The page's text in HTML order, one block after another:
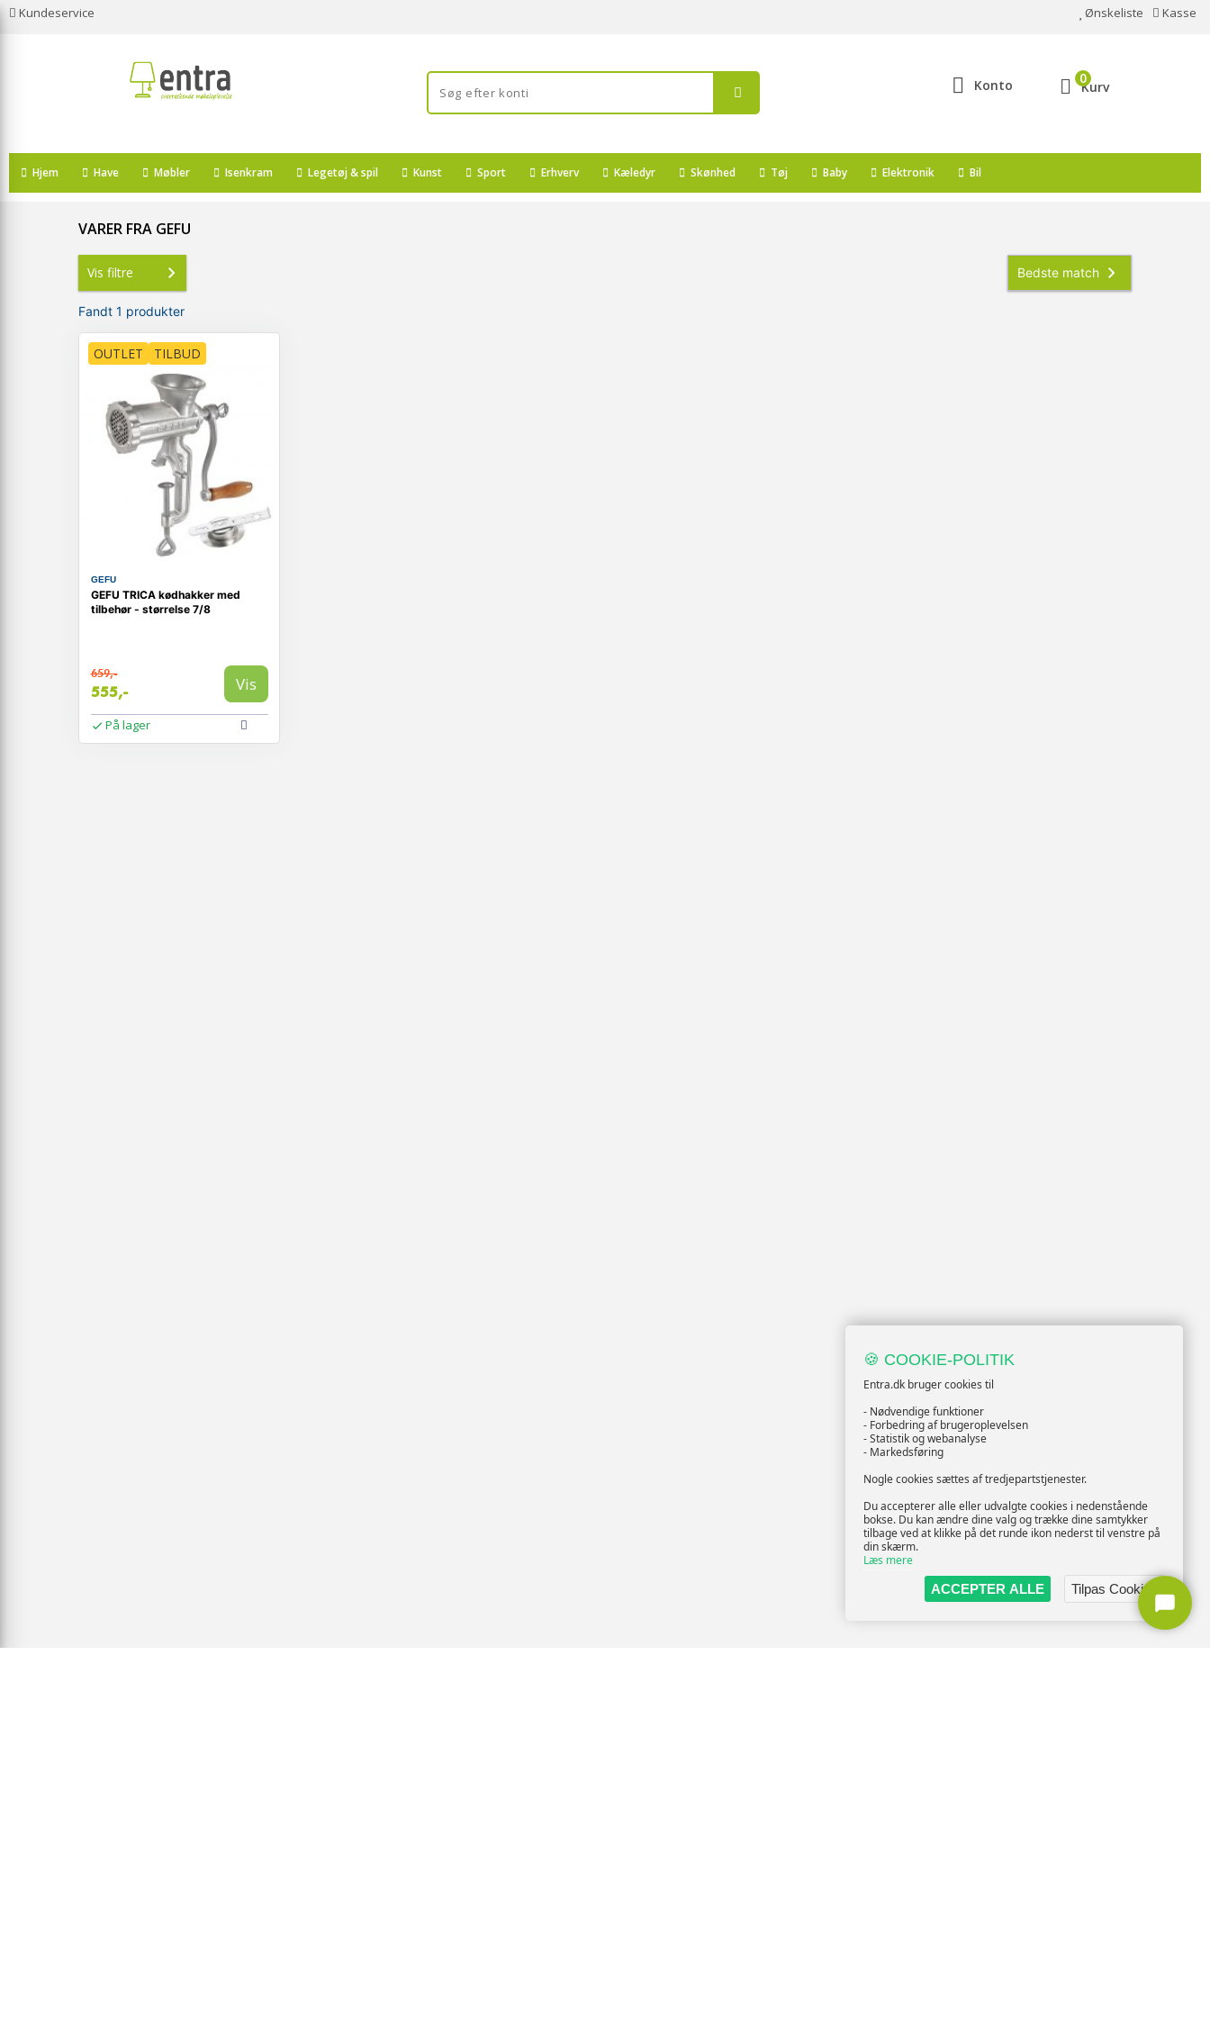
Kundeservice Ønskeliste Kasse
Konto Kurv
0
Hjem Have Møbler Isenkram Legetøj & spil Kunst Sport Erhverv Kæledyr Skønhed Tøj Baby Elektronik Bil
VARER FRA GEFU
Vis filtre
Fandt 1 produkter
OUTLET TILBUD
GEFU
GEFU TRICA kødhakker med
tilbehør - størrelse 7/8
659,-
555,- Vis
På lager
🍪 COOKIE-POLITIK
Entra.dk bruger cookies til
- Nødvendige funktioner
- Forbedring af brugeroplevelsen
- Statistik og webanalyse
- Markedsføring
Nogle cookies sættes af tredjepartstjenester.
Du accepterer alle eller udvalgte cookies i nedenstående
bokse. Du kan ændre dine valg og trække dine samtykker
tilbage ved at klikke på det runde ikon nederst til venstre på
din skærm.
Læs mere
ACCEPTER ALLE
Tilpas Cookies